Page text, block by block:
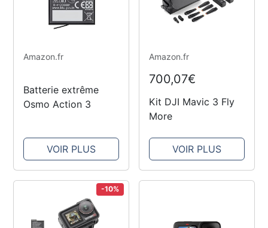
Amazon.fr
Batterie extrême
Osmo Action 3
VOIR PLUS
Amazon.fr
700,07€
Kit DJI Mavic 3 Fly
More
VOIR PLUS
-10%